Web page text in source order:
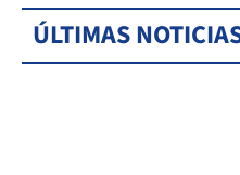
ÚLTIMAS